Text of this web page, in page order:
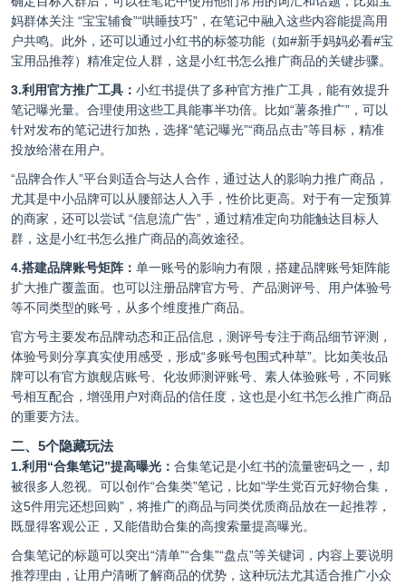
妈群体关注 “宝宝辅食”“哄睡技巧”，在笔记中融入这些内容能提高用
户共鸣。此外，还可以通过小红书的标签功能（如#新手妈妈必看#宝
宝用品推荐）精准定位人群，这是小红书怎么推广商品的关键步骤。
3.利用官方推广工具： 小红书提供了多种官方推广工具，能有效提升
笔记曝光量。合理使用这些工具能事半功倍。比如“薯条推广”，可以
针对发布的笔记进行加热，选择“笔记曝光”“商品点击”等目标，精准
投放给潜在用户。
“品牌合作人”平台则适合与达人合作，通过达人的影响力推广商品，
尤其是中小品牌可以从腰部达人入手，性价比更高。对于有一定预算
的商家，还可以尝试 “信息流广告”，通过精准定向功能触达目标人
群，这是小红书怎么推广商品的高效途径。
4.搭建品牌账号矩阵： 单一账号的影响力有限，搭建品牌账号矩阵能
扩大推广覆盖面。也可以注册品牌官方号、产品测评号、用户体验号
等不同类型的账号，从多个维度推广商品。
官方号主要发布品牌动态和正品信息，测评号专注于商品细节评测，
体验号则分享真实使用感受，形成“多账号包围式种草”。比如美妆品
牌可以有官方旗舰店账号、化妆师测评账号、素人体验账号，不同账
号相互配合，增强用户对商品的信任度，这也是小红书怎么推广商品
的重要方法。
二、5个隐藏玩法
1.利用“合集笔记”提高曝光： 合集笔记是小红书的流量密码之一，却
被很多人忽视。可以创作“合集类”笔记，比如“学生党百元好物合集，
这5件用完还想回购”，将推广的商品与同类优质商品放在一起推荐，
既显得客观公正，又能借助合集的高搜索量提高曝光。
合集笔记的标题可以突出“清单”“合集”“盘点”等关键词，内容上要说明
推荐理由，让用户清晰了解商品的优势，这种玩法尤其适合推广小众